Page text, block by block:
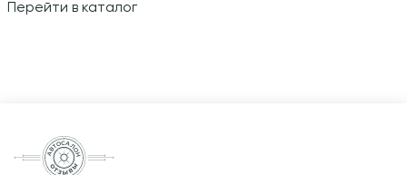
Перейти в каталог